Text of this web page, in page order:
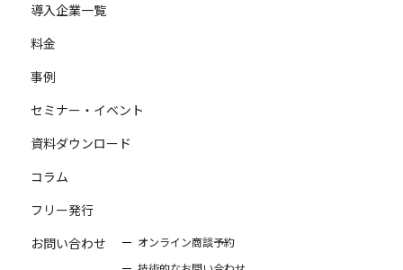
導入企業一覧
料金
事例
セミナー・イベント
資料ダウンロード
コラム
フリー発行
お問い合わせ
オンライン商談予約